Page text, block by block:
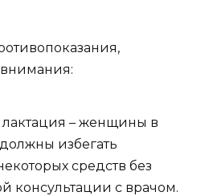
– женщины в
избегать
средств без
консультации с врачом.